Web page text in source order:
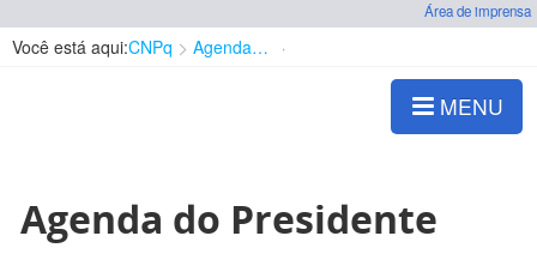
Área de imprensa
Você está aqui:CNPq Agenda de autoridades
MENU
Agenda do Presidente